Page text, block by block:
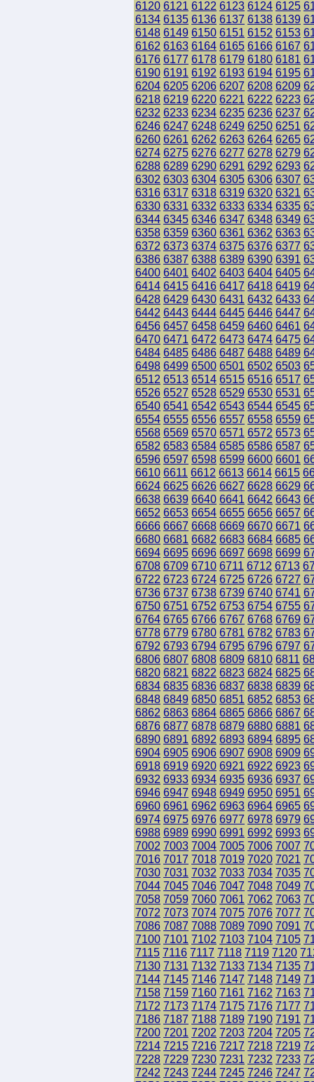
6120 6121 6122 6123 6124 6125
6134 6135 6136 6137 6138 6139
6148 6149 6150 6151 6152 6153
6162 6163 6164 6165 6166 6167
6176 6177 6178 6179 6180 6181
6190 6191 6192 6193 6194 6195
6204 6205 6206 6207 6208 6209
6218 6219 6220 6221 6222 6223
6232 6233 6234 6235 6236 6237
6246 6247 6248 6249 6250 6251
6260 6261 6262 6263 6264 6265
6274 6275 6276 6277 6278 6279
6288 6289 6290 6291 6292 6293
6302 6303 6304 6305 6306 6307
6316 6317 6318 6319 6320 6321
6330 6331 6332 6333 6334 6335
6344 6345 6346 6347 6348 6349
6358 6359 6360 6361 6362 6363
6372 6373 6374 6375 6376 6377
6386 6387 6388 6389 6390 6391
6400 6401 6402 6403 6404 6405
6414 6415 6416 6417 6418 6419
6428 6429 6430 6431 6432 6433
6442 6443 6444 6445 6446 6447
6456 6457 6458 6459 6460 6461
6470 6471 6472 6473 6474 6475
6484 6485 6486 6487 6488 6489
6498 6499 6500 6501 6502 6503
6512 6513 6514 6515 6516 6517
6526 6527 6528 6529 6530 6531
6540 6541 6542 6543 6544 6545
6554 6555 6556 6557 6558 6559
6568 6569 6570 6571 6572 6573
6582 6583 6584 6585 6586 6587
6596 6597 6598 6599 6600 6601
6610 6611 6612 6613 6614 6615
6624 6625 6626 6627 6628 6629
6638 6639 6640 6641 6642 6643
6652 6653 6654 6655 6656 6657
6666 6667 6668 6669 6670 6671
6680 6681 6682 6683 6684 6685
6694 6695 6696 6697 6698 6699
6708 6709 6710 6711 6712 6713
6722 6723 6724 6725 6726 6727
6736 6737 6738 6739 6740 6741
6750 6751 6752 6753 6754 6755
6764 6765 6766 6767 6768 6769
6778 6779 6780 6781 6782 6783
6792 6793 6794 6795 6796 6797
6806 6807 6808 6809 6810 6811
6820 6821 6822 6823 6824 6825
6834 6835 6836 6837 6838 6839
6848 6849 6850 6851 6852 6853
6862 6863 6864 6865 6866 6867
6876 6877 6878 6879 6880 6881
6890 6891 6892 6893 6894 6895
6904 6905 6906 6907 6908 6909
6918 6919 6920 6921 6922 6923
6932 6933 6934 6935 6936 6937
6946 6947 6948 6949 6950 6951
6960 6961 6962 6963 6964 6965
6974 6975 6976 6977 6978 6979
6988 6989 6990 6991 6992 6993
7002 7003 7004 7005 7006 7007
7016 7017 7018 7019 7020 7021
7030 7031 7032 7033 7034 7035
7044 7045 7046 7047 7048 7049
7058 7059 7060 7061 7062 7063
7072 7073 7074 7075 7076 7077
7086 7087 7088 7089 7090 7091
7100 7101 7102 7103 7104 7105
7115 7116 7117 7118 7119 7120
7130 7131 7132 7133 7134 7135
7144 7145 7146 7147 7148 7149
7158 7159 7160 7161 7162 7163
7172 7173 7174 7175 7176 7177
7186 7187 7188 7189 7190 7191
7200 7201 7202 7203 7204 7205
7214 7215 7216 7217 7218 7219
7228 7229 7230 7231 7232 7233
7242 7243 7244 7245 7246 7247